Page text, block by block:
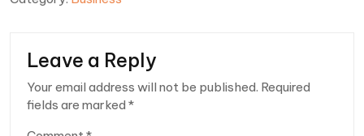
Leave a Reply
Your email address will not be published. Required
fields are marked *